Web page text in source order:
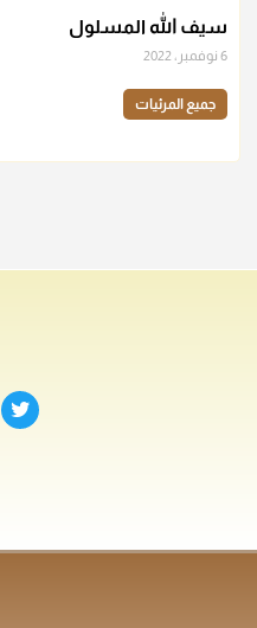
صراعهم مع متطلبات الحياة كبير
منذ 3 شهر
سيف الله المسلول
6 نوفمبر، 2022
جميع المرئيات